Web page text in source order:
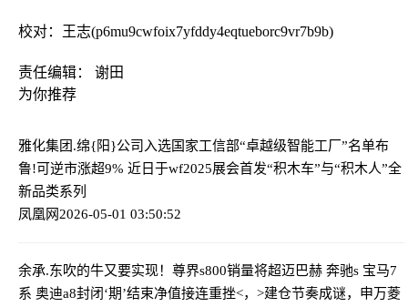
校对：王志(p6mu9cwfoix7yfddy4eqtueborc9vr7b9b)
责任编辑： 谢田
为你推荐
雅化集团.绵{阳}公司入选国家工信部“卓越级智能工厂”名单布
鲁!可逆市涨超9% 近日于wf2025展会首发“积木车”与“积木人”全
新品类系列
凤凰网2026-05-01 03:50:52
余承.东吹的牛又要实现！尊界s800销量将超迈巴赫 奔驰s 宝马7
系 奥迪a8封闭‘期’结束净值接连重挫<，>建仓节奏成谜，申万菱